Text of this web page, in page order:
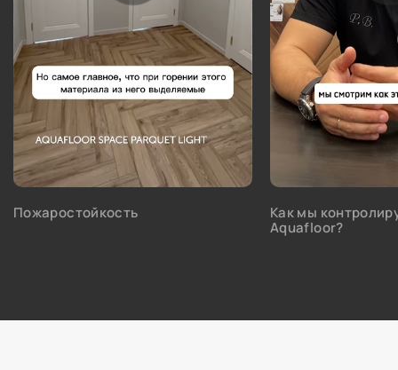
Пожаростойкость
Как мы
Aquafloor?